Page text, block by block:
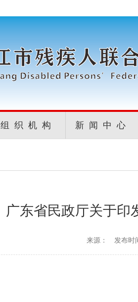
组织机构 新闻中心
广东省民政厅关于印
来源： 发布时